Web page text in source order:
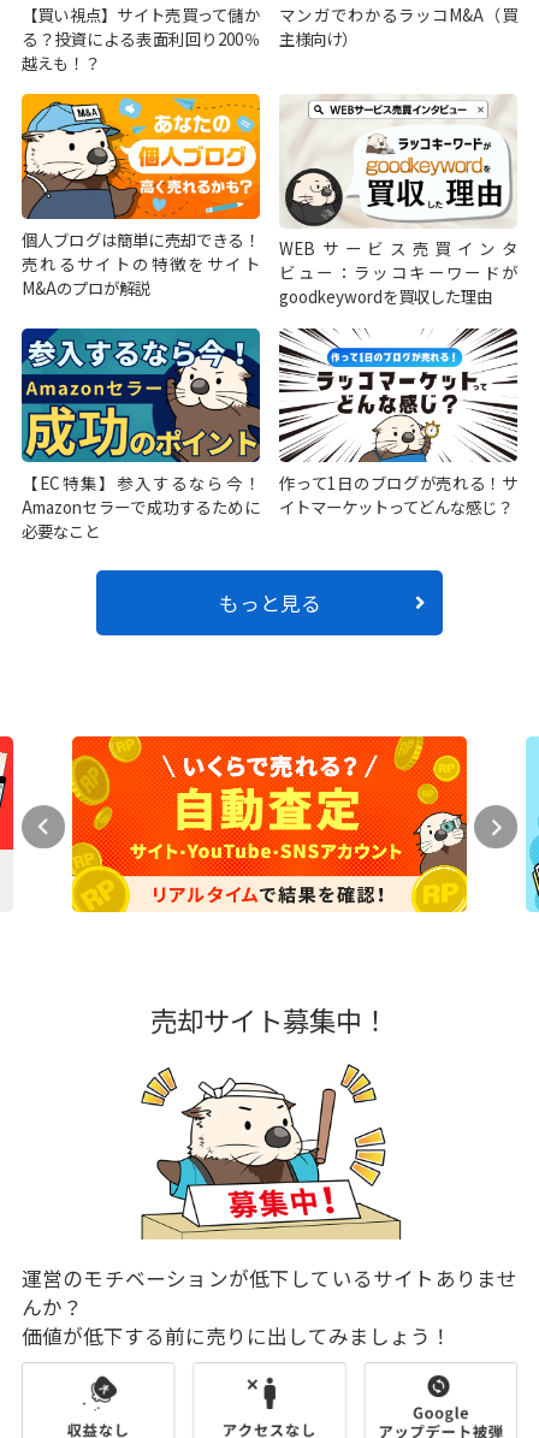
【買い視点】サイト売買って儲か
る？投資による表面利回り200％
越えも！？
マンガでわかるラッコM&A（買
主様向け）
個人ブログは簡単に売却できる！
売れるサイトの特徴をサイト
M&Aのプロが解説
WEBサービス売買インタ
ビュー：ラッコキーワードが
goodkeywordを買収した理由
【EC特集】参入するなら今！
Amazonセラーで成功するために
必要なこと
作って1日のブログが売れる！サ
イトマーケットってどんな感じ？
もっと見る
売却サイト募集中！
運営のモチベーションが低下しているサイトありませ
んか？
価値が低下する前に売りに出してみましょう！